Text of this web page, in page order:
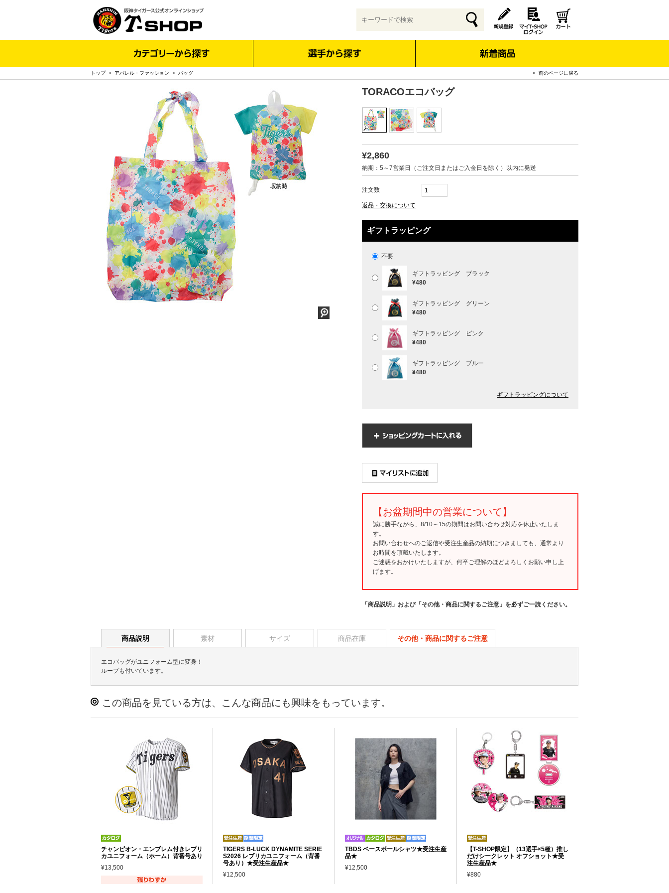
トップ> アパレル・ファッション > バッグ < 前のページに戻る
TORACOエコバッグ
¥2,860
納期：5～7営業日（ご注文日またはご入金日を除く）以内に発送
注文数
返品・交換について
ギフトラッピング
不要
ギフトラッピング ブラック
¥480
ギフトラッピング グリーン
¥480
ギフトラッピング ピンク
¥480
ギフトラッピング ブルー
¥480
ギフトラッピングについて
【お盆期間中の営業について】
誠に勝手ながら、8/10～15の期間はお問い合わせ対応を休止いたしま
す。
お問い合わせへのご返信や受注生産品の納期につきましても、通常より
お時間を頂戴いたします。
ご迷惑をおかけいたしますが、何卒ご理解のほどよろしくお願い申し上
げます。
「商品説明」および「その他・商品に関するご注意」を必ずご一読ください。
商品説明 素材 サイズ 商品在庫 その他・商品に関するご注意
エコバッグがユニフォーム型に変身！
ループも付いています。
この商品を見ている方は、こんな商品にも興味をもっています。
チャンピオン・エンブレム付きレプリ
カユニフォーム（ホーム）背番号あり
¥13,500
TIGERS B-LUCK DYNAMITE SERIE
S2026 レプリカユニフォーム（背番
号あり）★受注生産品★
¥12,500
TBDS ベースボールシャツ★受注生産
品★
¥12,500
【T-SHOP限定】（13選手×5種）推し
だけシークレット オフショット★受
注生産品★
¥880